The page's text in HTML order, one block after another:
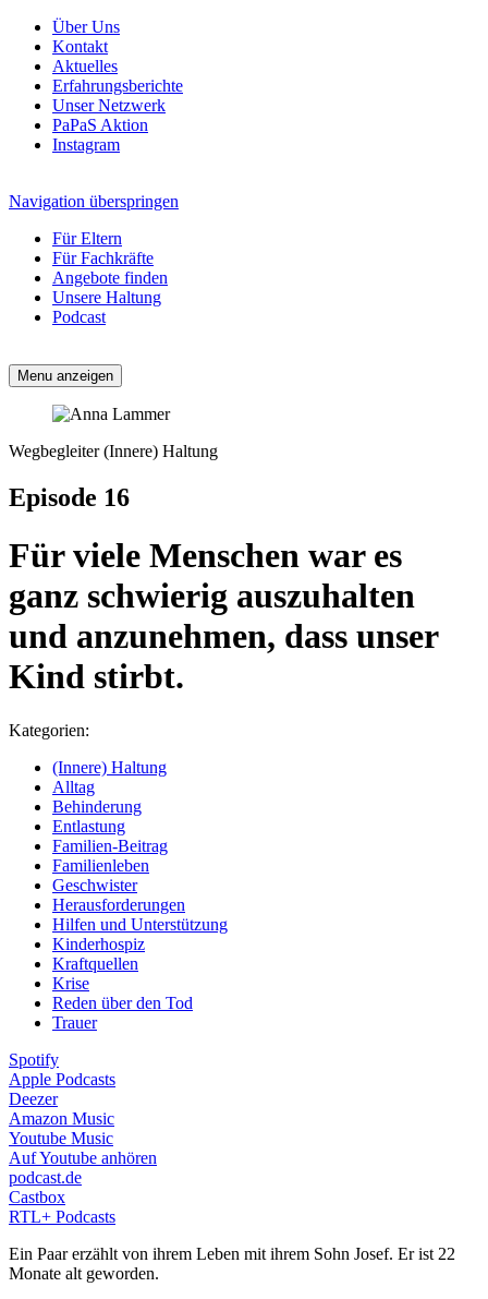
Über Uns
Kontakt
Aktuelles
Erfahrungsberichte
Unser Netzwerk
PaPaS Aktion
Instagram
Navigation überspringen
Für Eltern
Für Fachkräfte
Angebote finden
Unsere Haltung
Podcast
Menu anzeigen
Wegbegleiter (Innere) Haltung
Episode 16
Für viele Menschen war es
ganz schwierig auszuhalten
und anzunehmen, dass unser
Kind stirbt.
Kategorien:
(Innere) Haltung
Alltag
Behinderung
Entlastung
Familien-Beitrag
Familienleben
Geschwister
Herausforderungen
Hilfen und Unterstützung
Kinderhospiz
Kraftquellen
Krise
Reden über den Tod
Trauer
Spotify
Apple Podcasts
Deezer
Amazon Music
Youtube Music
Auf Youtube anhören
podcast.de
Castbox
RTL+ Podcasts
Ein Paar erzählt von ihrem Leben mit ihrem Sohn Josef. Er ist 22
Monate alt geworden.